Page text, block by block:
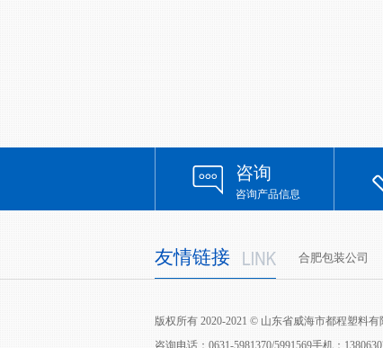
咨询
咨询产品信息
友情链接 合肥包装公司
版权所有 2020-2021 © 山东省威海市都程塑料
咨询电话：0631-5981370/5991569手机：